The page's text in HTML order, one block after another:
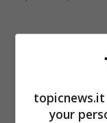
your